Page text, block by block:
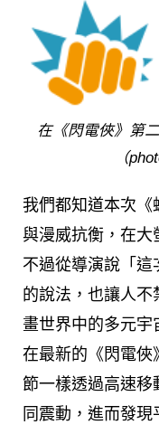
在《閃電俠》第
（
我們都知道本次《
與漫威抗衡，在大
不過從導演說「這
的說法，也讓人
畫世界中的多元
在最新的《閃電俠
節一樣透過高速移
同震動，進而發